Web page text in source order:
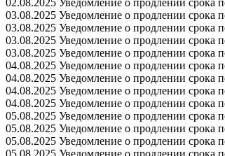
03.08.2025 Уведомление о продлении срока
03.08.2025 Уведомление о продлении срока
03.08.2025 Уведомление о продлении срока
03.08.2025 Уведомление о продлении срока
04.08.2025 Уведомление о продлении срока
04.08.2025 Уведомление о продлении срока
04.08.2025 Уведомление о продлении срока
04.08.2025 Уведомление о продлении срока
05.08.2025 Уведомление о продлении срока
05.08.2025 Уведомление о продлении срока
05.08.2025 Уведомление о продлении срока
05.08.2025 Уведомление о продлении срока